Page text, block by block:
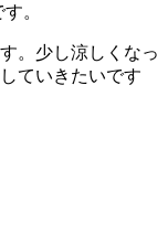
。
。少し涼しくなっ
ていきたいです